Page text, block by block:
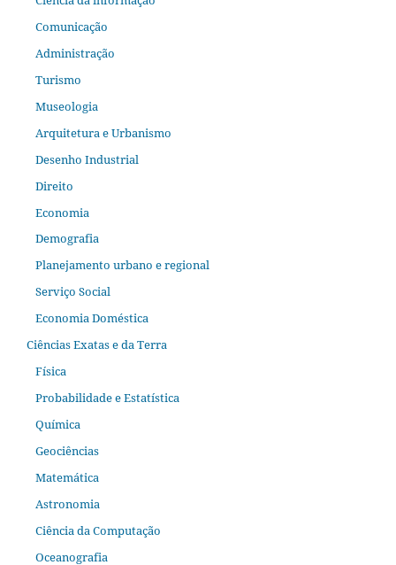
Comunicação
Administração
Turismo
Museologia
Arquitetura e Urbanismo
Desenho Industrial
Direito
Economia
Demografia
Planejamento urbano e regional
Serviço Social
Economia Doméstica
Ciências Exatas e da Terra
Física
Probabilidade e Estatística
Química
Geociências
Matemática
Astronomia
Ciência da Computação
Oceanografia